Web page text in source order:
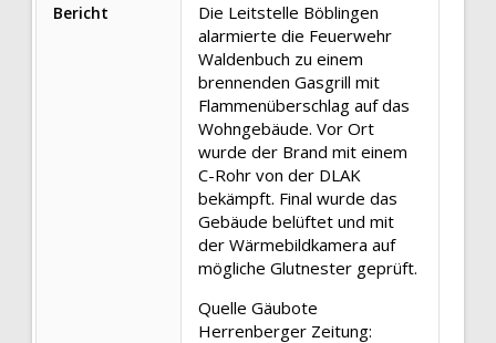
Bericht
Die Leitstelle Böblingen
alarmierte die Feuerwehr
Waldenbuch zu einem
brennenden Gasgrill mit
Flammenüberschlag auf das
Wohngebäude. Vor Ort
wurde der Brand mit einem
C-Rohr von der DLAK
bekämpft. Final wurde das
Gebäude belüftet und mit
der Wärmebildkamera auf
mögliche Glutnester geprüft.
Quelle Gäubote
Herrenberger Zeitung: